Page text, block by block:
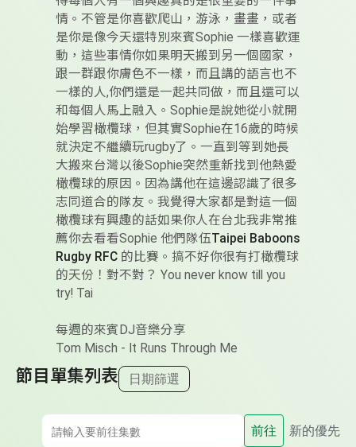
情。不管是你喜歡爬山，游泳，畫畫，或者
是你是像今天還特別來賓Sophie 一樣喜歡運
動，這些事情你如果明天搬到另一個國家，
跟一群跟你膚色不一樣，而且講的語言也不
一樣的人,你們還是一起共同做，而且還可以
和每個人馬上融入。Sophie是說她從小就開
始學習橄欖球，但其實Sophie在16歲的時候
就決定不繼續玩rugby了。一直到等到她長
大搬來台灣以後Sophie突然重新找到他熱愛
橄欖球的原因。因為講他在這邊認識了很多
志同道合的隊友。我覺得大家都是對這一個
橄欖球有興趣的話如果你人在台北我非常推
薦你去看看Sophie 他們隊伍Taipei Baboons
Rugby RFC 的比賽。搞不好你很有打橄欖球
的天份！對不對？ You never know till you
try! Tai
每週的來賓DJ音樂分享
Tom Misch - It Runs Through Me
節目單集列表 日期篩選
前往 新的優先